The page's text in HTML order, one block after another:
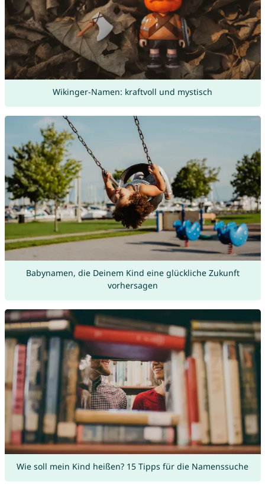
Wikinger-Namen: kraftvoll und mystisch
Babynamen, die Deinem Kind eine glückliche Zukunft
vorhersagen
Wie soll mein Kind heißen? 15 Tipps für die Namenssuche